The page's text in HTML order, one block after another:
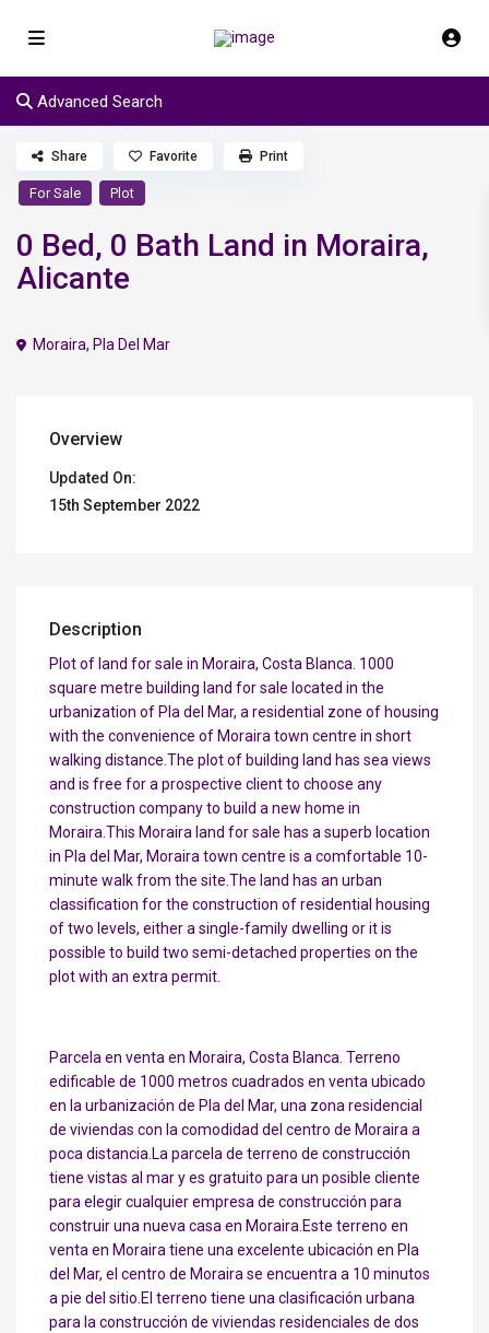
Advanced Search
For Sale Plot
0 Bed, 0 Bath Land in Moraira,
Alicante
Moraira, Pla Del Mar
Share Favorite Print
Overview
Updated On:
15th September 2022
Description
Plot of land for sale in Moraira, Costa Blanca. 1000
square metre building land for sale located in the
urbanization of Pla del Mar, a residential zone of housing
with the convenience of Moraira town centre in short
walking distance.The plot of building land has sea views
and is free for a prospective client to choose any
construction company to build a new home in
Moraira.This Moraira land for sale has a superb location
in Pla del Mar, Moraira town centre is a comfortable 10-
minute walk from the site.The land has an urban
classification for the construction of residential housing
of two levels, either a single-family dwelling or it is
possible to build two semi-detached properties on the
plot with an extra permit.
Parcela en venta en Moraira, Costa Blanca. Terreno
edificable de 1000 metros cuadrados en venta ubicado
en la urbanización de Pla del Mar, una zona residencial
de viviendas con la comodidad del centro de Moraira a
poca distancia.La parcela de terreno de construcción
tiene vistas al mar y es gratuito para un posible cliente
para elegir cualquier empresa de construcción para
construir una nueva casa en Moraira.Este terreno en
venta en Moraira tiene una excelente ubicación en Pla
del Mar, el centro de Moraira se encuentra a 10 minutos
a pie del sitio.El terreno tiene una clasificación urbana
para la construcción de viviendas residenciales de dos